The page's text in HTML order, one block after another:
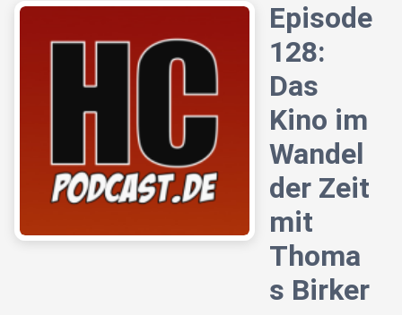
Episode
128:
Das
Kino im
Wandel
der Zeit
mit
Thoma
s Birker